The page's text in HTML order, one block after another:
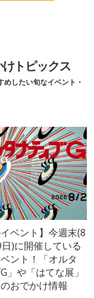
トピックス
したい旬なイベント・
イベント】今週末(8
)に開催している
ント！「オルタ
」や「はてな展」
おでかけ情報